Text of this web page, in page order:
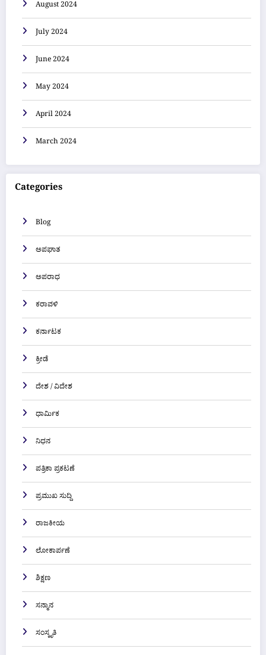
August 2024
July 2024
June 2024
May 2024
April 2024
March 2024
Categories
Blog
ಅಪಘಾತ
ಅಪರಾಧ
ಕರಾವಳಿ
ಕರ್ನಾಟಕ
ಕ್ರೀಡೆ
ದೇಶ / ವಿದೇಶ
ಧಾರ್ಮಿಕ
ನಿಧನ
ಪತ್ರಿಕಾ ಪ್ರಕಟಣೆ
ಪ್ರಮುಖ ಸುದ್ದಿ
ರಾಜಕೀಯ
ಲೋಕಾರ್ಪಣೆ
ಶಿಕ್ಷಣ
ಸನ್ಮಾನ
ಸಂಸ್ಕೃತಿ